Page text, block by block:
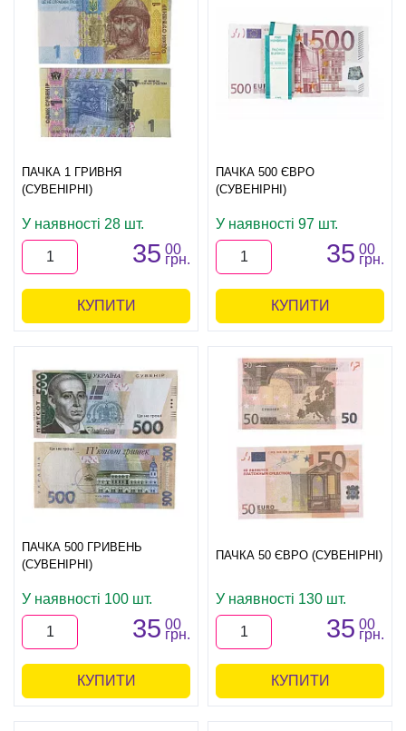
ПАЧКА 1 ГРИВНЯ
(СУВЕНІРНІ)
У наявності 28 шт.
35 00
грн.
КУПИТИ
ПАЧКА 500 ЄВРО
(СУВЕНІРНІ)
У наявності 97 шт.
35 00
грн.
КУПИТИ
ПАЧКА 500 ГРИВЕНЬ
(СУВЕНІРНІ)
У наявності 100 шт.
35 00
грн.
КУПИТИ
ПАЧКА 50 ЄВРО (СУВЕНІРНІ)
У наявності 130 шт.
35 00
грн.
КУПИТИ